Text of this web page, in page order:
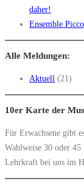
daher!
Ensemble
Alle Meldungen:
Aktuell (21)
10er Karte der
Für Erwachsene gibt
Wahlweise 30 oder
Lehrkraft bei uns im